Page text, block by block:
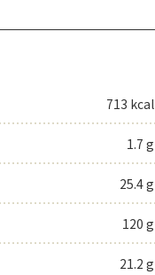
713 kcal
1.7 g
25.4 g
120 g
21.2 g